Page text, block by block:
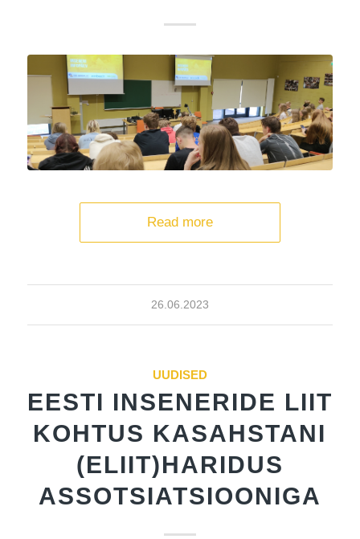
Read more
26.06.2023
UUDISED
EESTI INSENERIDE LIIT
KOHTUS KASAHSTANI
(ELIIT)HARIDUS
ASSOTSIATSIOONIGA